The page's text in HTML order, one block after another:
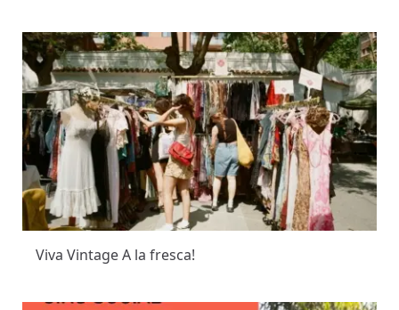
Viva Vintage A la fresca!